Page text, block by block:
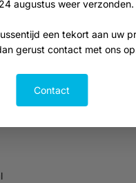
augustus weer verzonden.
een tekort aan uw
gerust contact met ons
Contact
Toon meer producten